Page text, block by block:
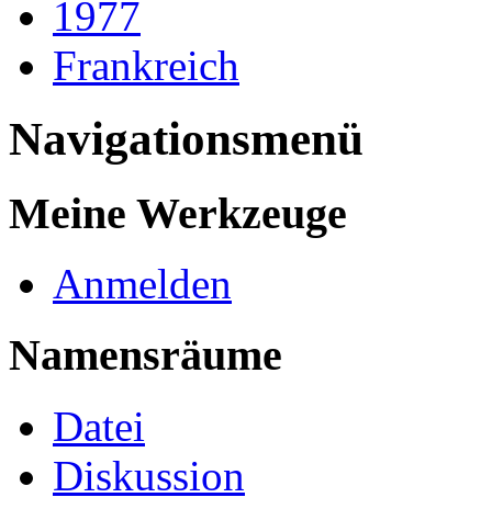
1977
Frankreich
Navigationsmenü
Meine Werkzeuge
Anmelden
Namensräume
Datei
Diskussion